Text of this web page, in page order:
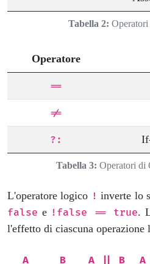
Tabella 2:
Operatore
==
!=
?:
Tabella 3: Operatori di
L'operatore logico ! inverte lo
false e !false == true.
l'effetto di ciascuna operazione
A B A || B A